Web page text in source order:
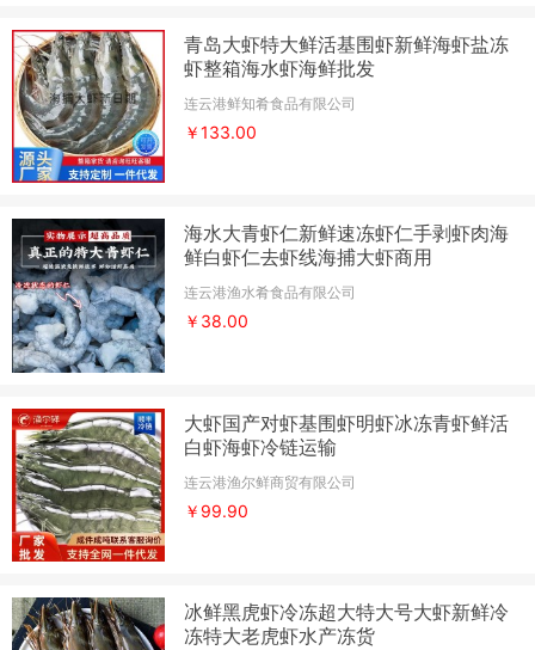
青岛大虾特大鲜活基围虾新鲜海虾盐冻
虾整箱海水虾海鲜批发
连云港鲜知肴食品有限公司
￥133.00
海水大青虾仁新鲜速冻虾仁手剥虾肉海
鲜白虾仁去虾线海捕大虾商用
连云港渔水肴食品有限公司
￥38.00
大虾国产对虾基围虾明虾冰冻青虾鲜活
白虾海虾冷链运输
连云港渔尔鲜商贸有限公司
￥99.90
冰鲜黑虎虾冷冻超大特大号大虾新鲜冷
冻特大老虎虾水产冻货